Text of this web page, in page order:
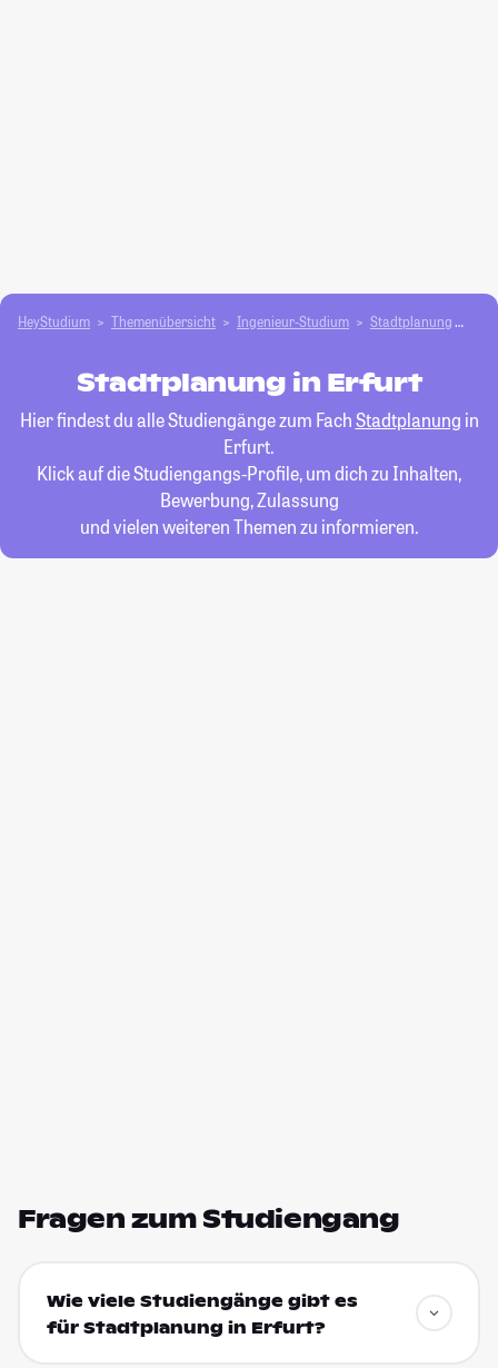
HeyStudium Themenübersicht Ingenieur-Studium Stadtplanung
Stadtplanung in Erfurt
Hier findest du alle Studiengänge zum FachStadtplanung in
Erfurt.
Klick auf die Studiengangs-Profile, um dich zu Inhalten,
Bewerbung, Zulassung
und vielen weiteren Themen zu informieren.
Fragen zum Studiengang
Wie viele Studiengänge gibt es
für Stadtplanung in Erfurt?